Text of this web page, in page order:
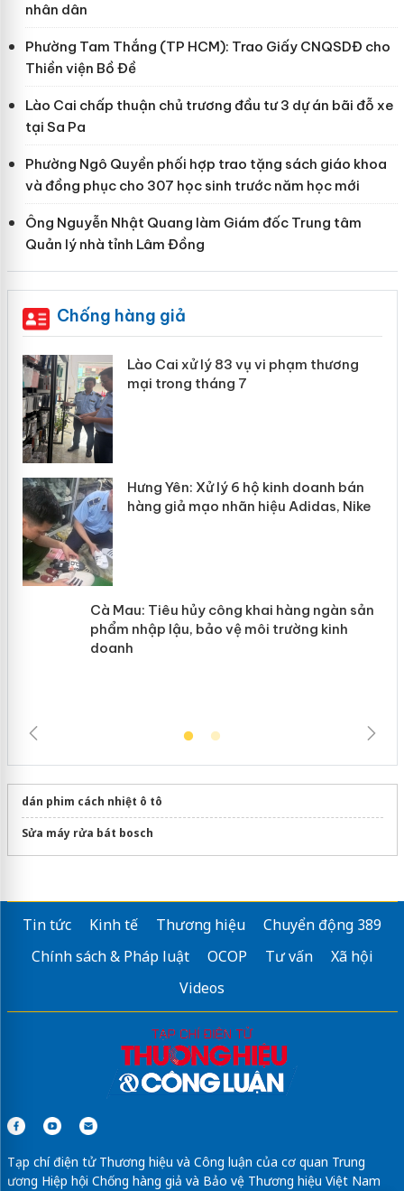
nhân dân
Phường Tam Thắng (TP HCM): Trao Giấy CNQSDĐ cho
Thiền viện Bồ Đề
Lào Cai chấp thuận chủ trương đầu tư 3 dự án bãi đỗ xe
tại Sa Pa
Phường Ngô Quyền phối hợp trao tặng sách giáo khoa
và đồng phục cho 307 học sinh trước năm học mới
Ông Nguyễn Nhật Quang làm Giám đốc Trung tâm
Quản lý nhà tỉnh Lâm Đồng
Chống hàng giả
Lào Cai xử lý 83 vụ vi phạm thương
mại trong tháng 7
Hưng Yên: Xử lý 6 hộ kinh doanh bán
hàng giả mạo nhãn hiệu Adidas, Nike
Cà Mau: Tiêu hủy công khai hàng
ngàn sản phẩm nhập lậu, bảo vệ môi
trường kinh doanh
dán phim cách nhiệt ô tô
Sửa máy rửa bát bosch
Tin tức Kinh tế Thương hiệu
Chuyển động 389
Chính sách & Pháp luật
OCOP Tư vấn
Xã hội
Videos
Tạp chí điện tử Thương hiệu và Công luận của cơ quan Trung
ương Hiệp hội Chống hàng giả và Bảo vệ Thương hiệu Việt Nam